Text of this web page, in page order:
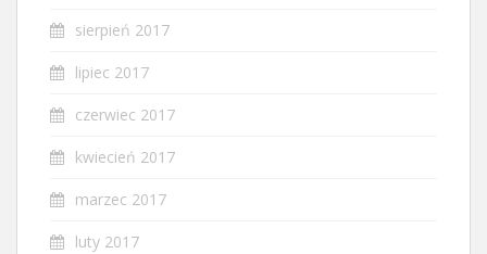
sierpień 2017
lipiec 2017
czerwiec 2017
kwiecień 2017
marzec 2017
luty 2017